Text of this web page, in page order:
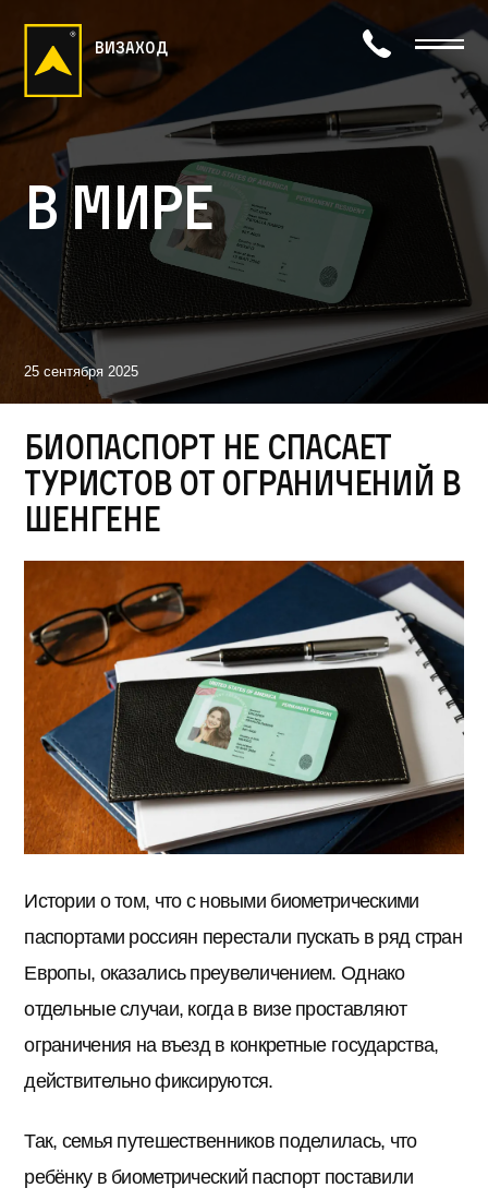
визаход
В мире
25 сентября 2025
Биопаспорт не спасает
туристов от ограничений в
шенгене
Истории о том, что с новыми биометрическими
паспортами россиян перестали пускать в ряд стран
Европы, оказались преувеличением. Однако
отдельные случаи, когда в визе проставляют
ограничения на въезд в конкретные государства,
действительно фиксируются.
Так, семья путешественников поделилась, что
ребёнку в биометрический паспорт поставили